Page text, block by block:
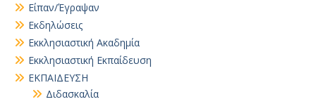
Είπαν/Έγραψαν
Εκδηλώσεις
Εκκλησιαστική Ακαδημία
Εκκλησιαστική Εκπαίδευση
ΕΚΠΑΙΔΕΥΣΗ
Διδασκαλία